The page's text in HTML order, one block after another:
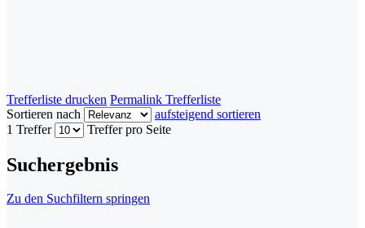
Trefferliste drucken Permalink Trefferliste
Sortieren nach
aufsteigend sortieren
1 Treffer
Treffer pro Seite
Suchergebnis
Zu den Suchfiltern springen